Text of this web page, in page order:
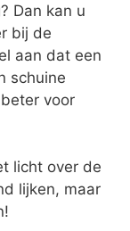
Dan kan u
bij de
aan dat een
schuine
voor
licht over de
lijken, maar